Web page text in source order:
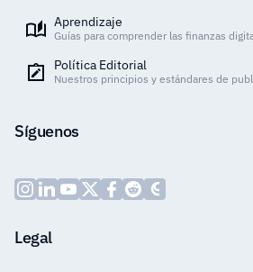
Aprendizaje
Guías para comprender las finanzas
Política Editorial
Nuestros principios y estándares de
Síguenos
Legal